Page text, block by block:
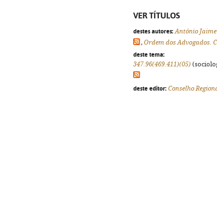
VER TÍTULOS
destes autores: António
, Ordem dos Advogados.
deste tema:
347.96(469.411)(05)
deste editor: Conselho